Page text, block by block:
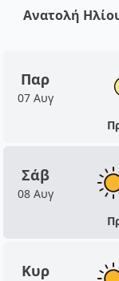
Ανατολή
Παρ
07 Αυγ
Σάβ
08 Αυγ
Κυρ